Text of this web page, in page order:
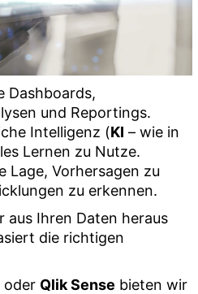
Dashboards,
und Reportings.
Intelligenz (KI – wie in
Lernen zu Nutze.
Lage, Vorhersagen zu
zu erkennen.
aus Ihren Daten heraus
die richtigen
oder Qlik Sense bieten wir